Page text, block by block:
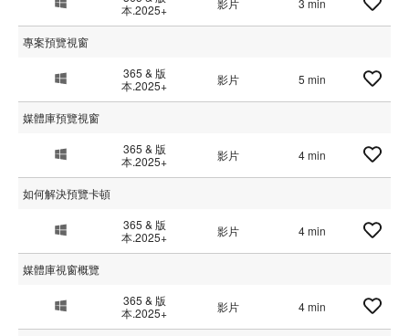
本.2025+
影片 3 min
專案預覽視窗
365 & 版
本.2025+
影片 5 min
媒體庫預覽視窗
365 & 版
本.2025+
影片 4 min
如何解決預覽卡頓
365 & 版
本.2025+
影片 4 min
媒體庫視窗概覽
365 & 版
本.2025+
影片 4 min